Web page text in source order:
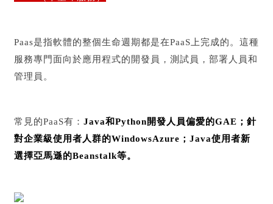
Paas是指軟體的整個生命週期都是在PaaS上完成的。這種
服務專門面向於應用程式的開發員，測試員，部署人員和
管理員。
常見的PaaS有： Java和Python開發人員偏愛的GAE；針
對企業級使用者人群的WindowsAzure；Java使用者新
選擇亞馬遜的Beanstalk等。